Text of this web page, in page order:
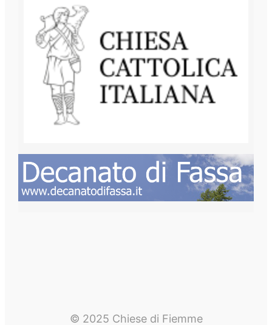
© 2025 Chiese di Fiemme